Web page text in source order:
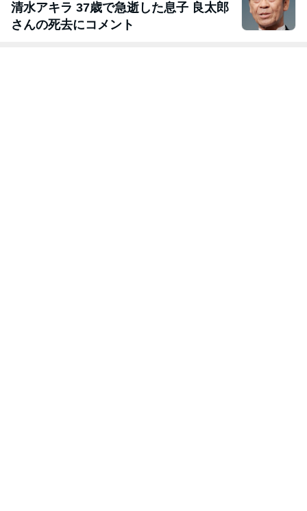
清水アキラ 37歳で急逝した息子 良太郎
さんの死去にコメント